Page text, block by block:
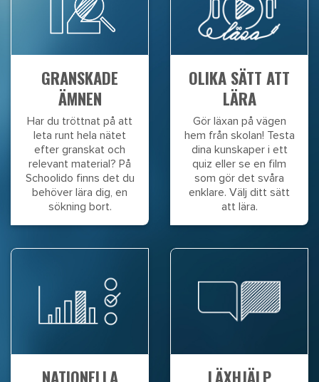
GRANSKADE
ÄMNEN
Har du tröttnat på att
leta runt hela nätet
efter granskat och
relevant material? På
Schoolido finns det du
behöver lära dig, en
sökning bort.
OLIKA SÄTT ATT
LÄRA
Gör läxan på vägen
hem från skolan! Testa
dina kunskaper i ett
quiz eller se en film
som gör det svåra
enklare. Välj ditt sätt
att lära.
NATIONELLA
LÄXHJÄLP